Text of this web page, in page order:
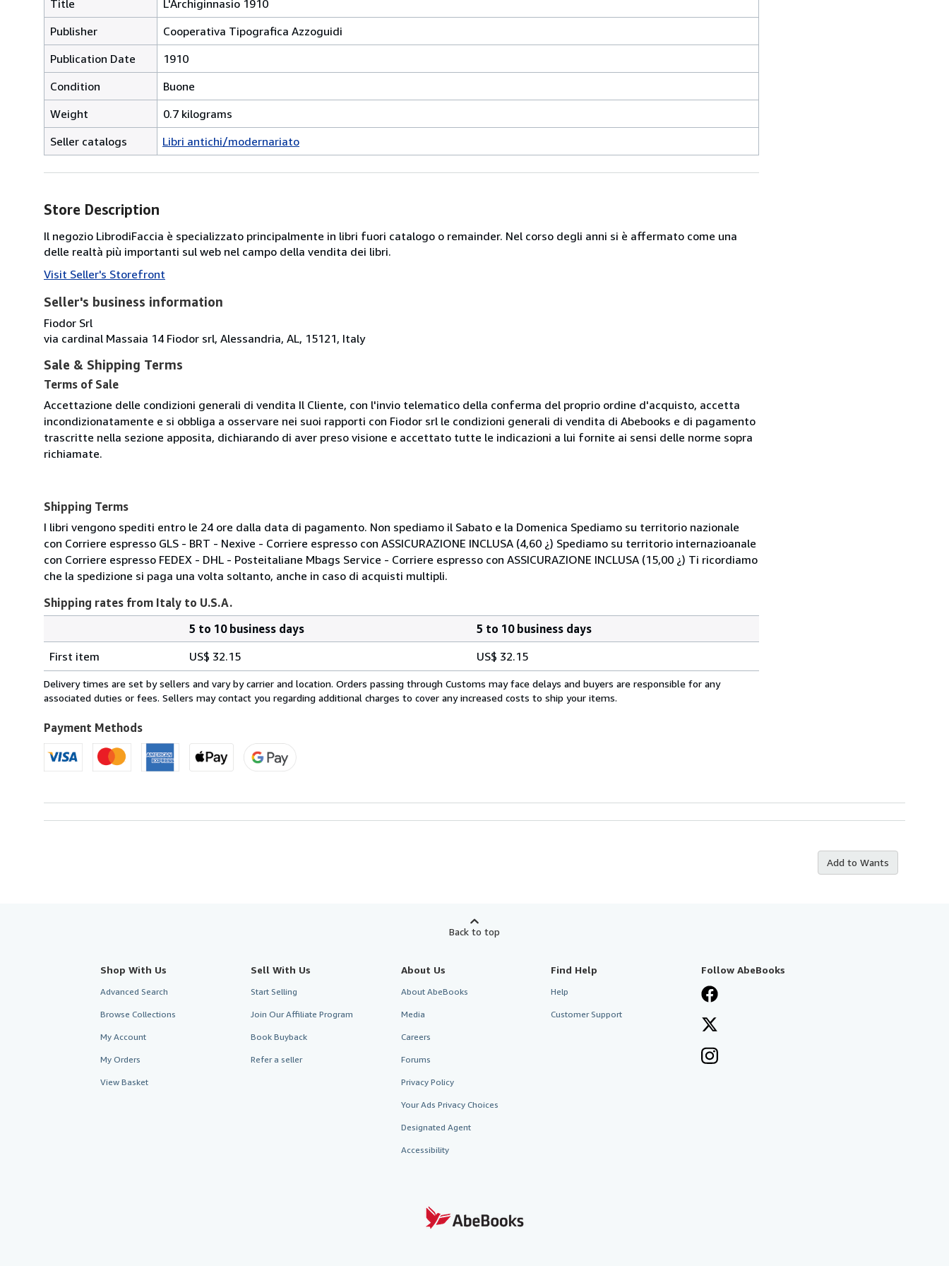
Title
L'Archiginnasio 1910
Publisher
Cooperativa Tipografica Azzoguidi
Publication Date
1910
Condition
Buone
Weight
0.7 kilograms
Seller catalogs
Libri antichi/modernariato
Store Description
Il negozio LibrodiFaccia è specializzato principalmente in libri fuori catalogo o remainder. Nel corso degli anni si è affermato come una
delle realtà più importanti sul web nel campo della vendita dei libri.
Visit Seller's Storefront
Seller's business information
Fiodor Srl
via cardinal Massaia 14 Fiodor srl, Alessandria, AL, 15121, Italy
Sale & Shipping Terms
Terms of Sale
Accettazione delle condizioni generali di vendita Il Cliente, con l'invio telematico della conferma del proprio ordine d'acquisto, accetta
incondizionatamente e si obbliga a osservare nei suoi rapporti con Fiodor srl le condizioni generali di vendita di Abebooks e di pagamento
trascritte nella sezione apposita, dichiarando di aver preso visione e accettato tutte le indicazioni a lui fornite ai sensi delle norme sopra
richiamate.
Shipping Terms
I libri vengono spediti entro le 24 ore dalla data di pagamento. Non spediamo il Sabato e la Domenica Spediamo su territorio nazionale
con Corriere espresso GLS - BRT - Nexive - Corriere espresso con ASSICURAZIONE INCLUSA (4,60 ¿) Spediamo su territorio internazioanale
con Corriere espresso FEDEX - DHL - Posteitaliane Mbags Service - Corriere espresso con ASSICURAZIONE INCLUSA (15,00 ¿) Ti ricordiamo
che la spedizione si paga una volta soltanto, anche in caso di acquisti multipli.
Shipping rates from Italy to U.S.A.
rates
from
Italy
U.S.A.
5 to 10 business days
5 to 10 business days
First item
US$ 32.15 US$ 32.15
Delivery times are set by sellers and vary by carrier and location. Orders passing through Customs may face delays and buyers are responsible for any
associated duties or fees. Sellers may contact you regarding additional charges to cover any increased costs to ship your items.
Payment Methods
Add to Wants
Back to top
Shop With Us
Advanced Search
Browse Collections
My Account
My Orders
View Basket
Sell With Us
Start Selling
Join Our Affiliate Program
Book Buyback
Refer a seller
About Us
About AbeBooks
Media
Careers
Forums
Privacy Policy
Your Ads Privacy Choices
Designated Agent
Accessibility
Find Help
Help
Customer Support
Follow AbeBooks